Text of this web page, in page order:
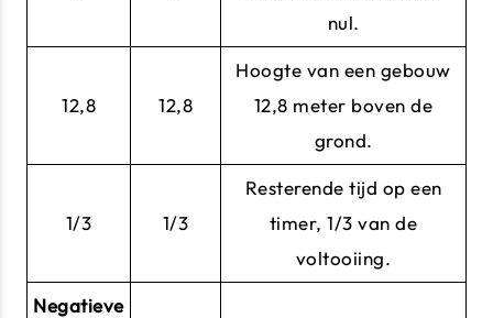
nul.
12,8 12,8
Hoogte van een gebouw
12,8 meter boven de
grond.
1/3 1/3
Resterende tijd op een
timer, 1/3 van de
voltooiing.
Negatieve